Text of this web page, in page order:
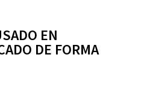
EN
DE FORMA